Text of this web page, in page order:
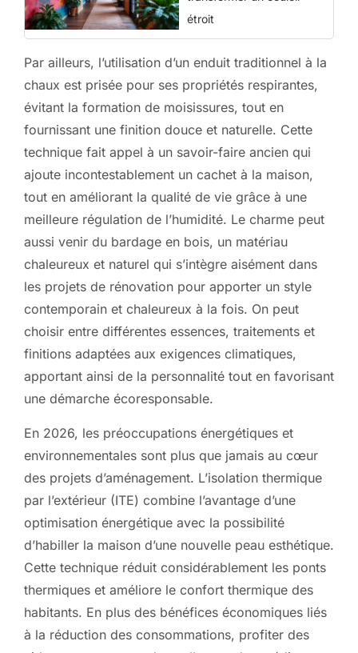
étroit
Par ailleurs, l’utilisation d’un enduit traditionnel à la
chaux est prisée pour ses propriétés respirantes,
évitant la formation de moisissures, tout en
fournissant une finition douce et naturelle. Cette
technique fait appel à un savoir-faire ancien qui
ajoute incontestablement un cachet à la maison,
tout en améliorant la qualité de vie grâce à une
meilleure régulation de l’humidité. Le charme peut
aussi venir du bardage en bois, un matériau
chaleureux et naturel qui s’intègre aisément dans
les projets de rénovation pour apporter un style
contemporain et chaleureux à la fois. On peut
choisir entre différentes essences, traitements et
finitions adaptées aux exigences climatiques,
apportant ainsi de la personnalité tout en favorisant
une démarche écoresponsable.
En 2026, les préoccupations énergétiques et
environnementales sont plus que jamais au cœur
des projets d’aménagement. L’isolation thermique
par l’extérieur (ITE) combine l’avantage d’une
optimisation énergétique avec la possibilité
d’habiller la maison d’une nouvelle peau esthétique.
Cette technique réduit considérablement les ponts
thermiques et améliore le confort thermique des
habitants. En plus des bénéfices économiques liés
à la réduction des consommations, profiter des